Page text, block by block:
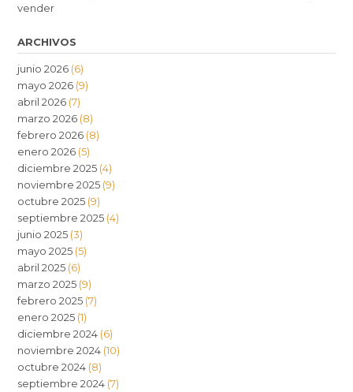
vender
ARCHIVOS
junio 2026 (6)
mayo 2026 (9)
abril 2026 (7)
marzo 2026 (8)
febrero 2026 (8)
enero 2026 (5)
diciembre 2025 (4)
noviembre 2025 (9)
octubre 2025 (9)
septiembre 2025 (4)
junio 2025 (3)
mayo 2025 (5)
abril 2025 (6)
marzo 2025 (9)
febrero 2025 (7)
enero 2025 (1)
diciembre 2024 (6)
noviembre 2024 (10)
octubre 2024 (8)
septiembre 2024 (7)